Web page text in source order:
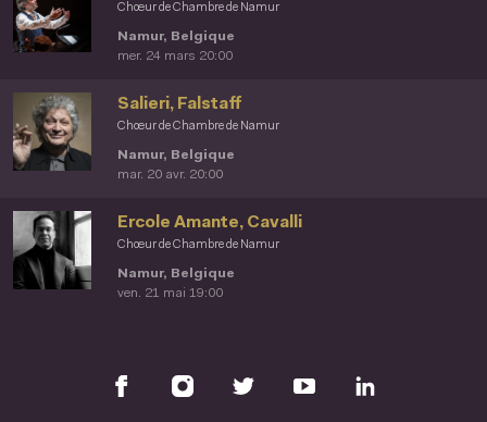
Chœur de Chambre de Namur
Namur, Belgique
mer. 24 mars 20:00
Chœur de Chambre de Namur
Salieri, Falstaff
Namur, Belgique
mar. 20 avr. 20:00
Chœur de Chambre de Namur
Ercole Amante, Cavalli
Namur, Belgique
ven. 21 mai 19:00